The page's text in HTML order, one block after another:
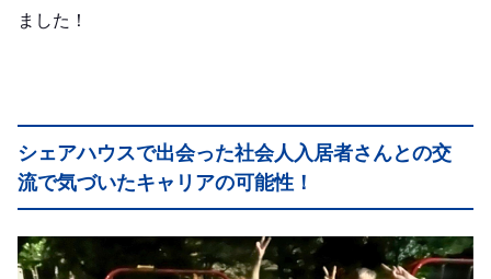
ました！
シェアハウスで出会った社会人入居者さんとの交
流で気づいたキャリアの可能性！